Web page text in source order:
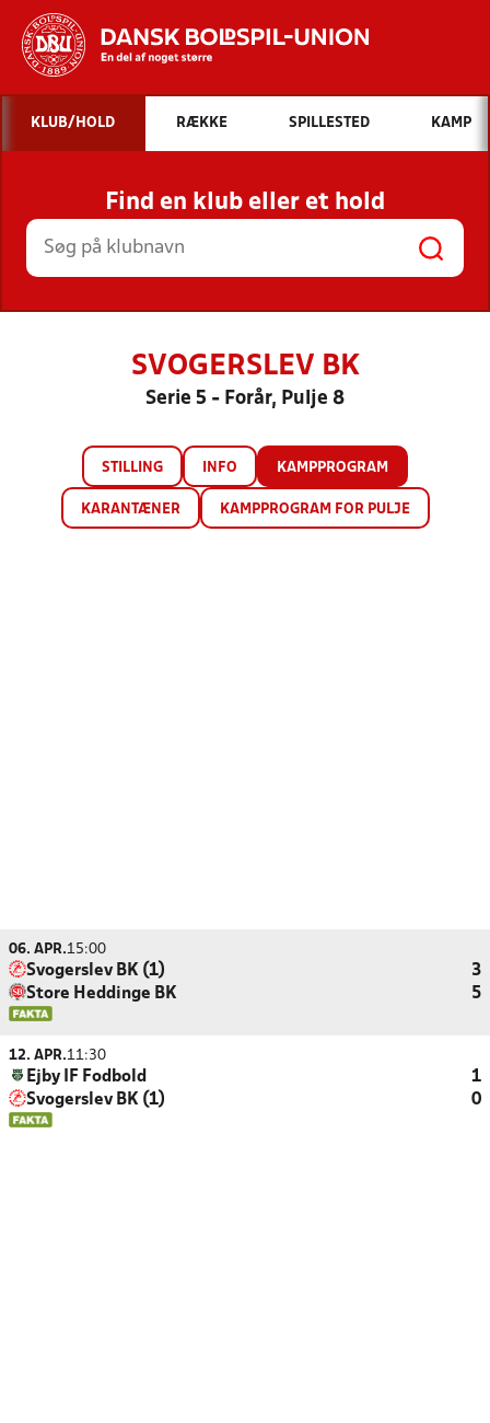
Hvad vil du søge efter?
INDHOLD OG NYHEDER
STILLINGER, RESULTATER, KLUBBER OG
HOLD
KLUB/HOLD RÆKKE SPILLESTED KAMP
Find en klub eller et hold
SVOGERSLEV BK
Serie 5 - Forår, Pulje 8
STILLING INFO KAMPPROGRAM
KARANTÆNER KAMPPROGRAM FOR PULJE
06. APR.15:00
Svogerslev BK (1)
3
Store Heddinge BK
5
12. APR.11:30
Ejby IF Fodbold
1
Svogerslev BK (1)
0